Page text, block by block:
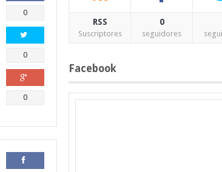
Compartir
0
Compartir
0
Compartir
0
RSS
Suscriptores
0
seguidores
Facebook